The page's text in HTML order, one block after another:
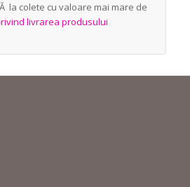
la colete cu valoare mai mare de
livrarea produsului